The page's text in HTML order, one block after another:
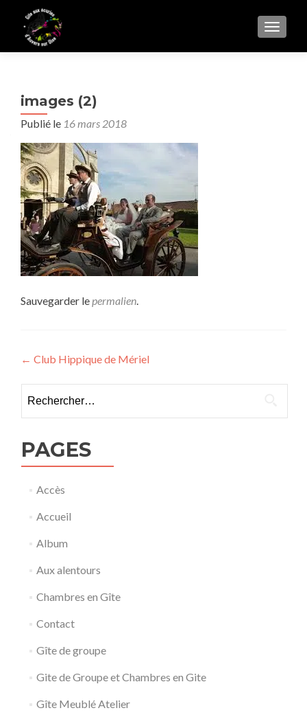
images (2)
Publié le 16 mars 2018
Sauvegarder lepermalien.
Navigation
de
l’article
← Club Hippique de Mériel
PAGES
Accès
Accueil
Album
Aux alentours
Chambres en Gîte
Contact
Gîte de groupe
Gite de Groupe et Chambres en Gite
Gîte Meublé Atelier